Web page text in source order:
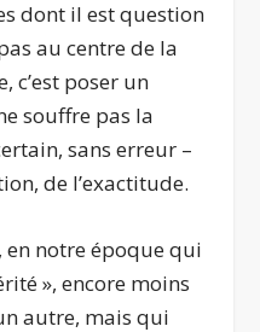
dont il est question
au centre de la
c’est poser un
souffre pas la
sans erreur –
de l’exactitude.
notre époque qui
», encore moins
autre, mais qui